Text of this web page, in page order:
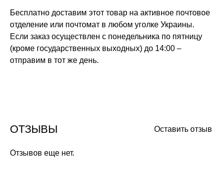
Бесплатно доставим этот товар на активное почтовое
отделение или почтомат в любом уголке Украины.
Если заказ осуществлен с понедельника по пятницу
(кроме государственных выходных) до 14:00 –
отправим в тот же день.
Оставить отзыв
ОТЗЫВЫ
Отзывов еще нет.